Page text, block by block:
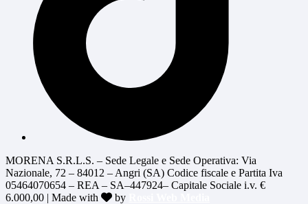
MORENA S.R.L.S. – Sede Legale e Sede Operativa: Via
Nazionale, 72 – 84012 – Angri (SA) Codice fiscale e Partita Iva
05464070654 – REA – SA–447924– Capitale Sociale i.v. €
6.000,00 | Made with
by